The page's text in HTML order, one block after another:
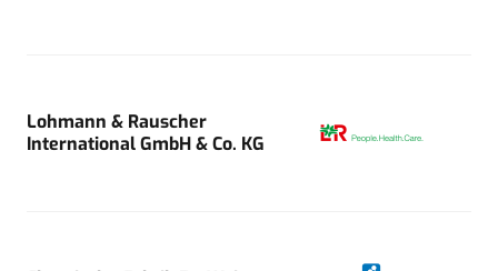
Lohmann & Rauscher
International GmbH & Co. KG